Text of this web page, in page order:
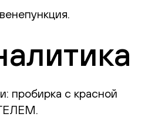
венепункция.
пробирка с красной